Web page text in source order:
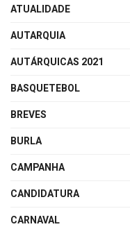
ATUALIDADE
AUTARQUIA
AUTÁRQUICAS 2021
BASQUETEBOL
BREVES
BURLA
CAMPANHA
CANDIDATURA
CARNAVAL